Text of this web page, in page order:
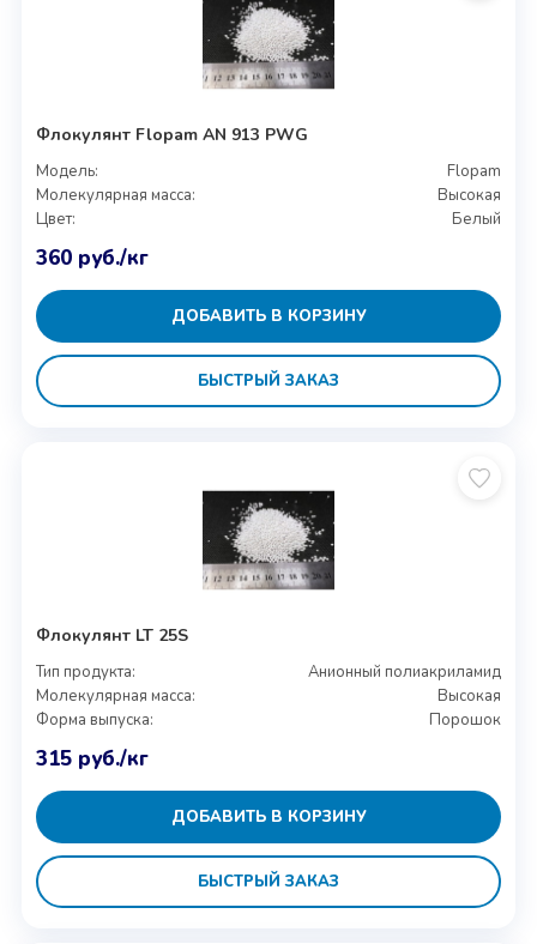
Флокулянт Flopam AN 913 PWG
Модель:
Flopam
Молекулярная масса:
Высокая
Цвет:
Белый
360 руб./кг
ДОБАВИТЬ В КОРЗИНУ
БЫСТРЫЙ ЗАКАЗ
Флокулянт LT 25S
Тип продукта:
Анионный полиакриламид
Молекулярная масса:
Высокая
Форма выпуска:
Порошок
315 руб./кг
ДОБАВИТЬ В КОРЗИНУ
БЫСТРЫЙ ЗАКАЗ